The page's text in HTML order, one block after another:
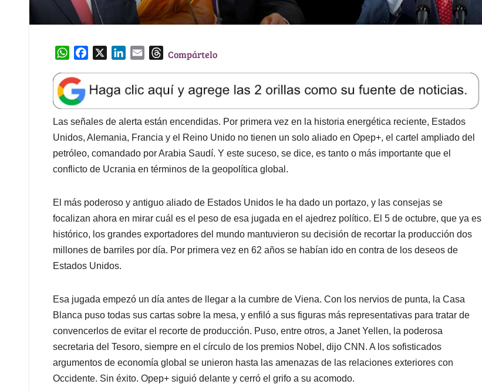
W
a
t
s
A
p
p
e
b
o
o
k
k
e
d
I
n
l
T
e
a
d
s
Compártelo
Las señales de alerta están encendidas. Por primera vez en la historia energética reciente, Estados
Unidos, Alemania, Francia y el Reino Unido no tienen un solo aliado en Opep+, el cartel ampliado del
petróleo, comandado por Arabia Saudí. Y este suceso, se dice, es tanto o más importante que el
conflicto de Ucrania en términos de la geopolítica global.
El más poderoso y antiguo aliado de Estados Unidos le ha dado un portazo, y las consejas se
focalizan ahora en mirar cuál es el peso de esa jugada en el ajedrez político. El 5 de octubre, que ya es
histórico, los grandes exportadores del mundo mantuvieron su decisión de recortar la producción dos
millones de barriles por día. Por primera vez en 62 años se habían ido en contra de los deseos de
Estados Unidos.
Esa jugada empezó un día antes de llegar a la cumbre de Viena. Con los nervios de punta, la Casa
Blanca puso todas sus cartas sobre la mesa, y enfiló a sus figuras más representativas para tratar de
convencerlos de evitar el recorte de producción. Puso, entre otros, a Janet Yellen, la poderosa
secretaria del Tesoro, siempre en el círculo de los premios Nobel, dijo CNN. A los sofisticados
argumentos de economía global se unieron hasta las amenazas de las relaciones exteriores con
Occidente. Sin éxito. Opep+ siguió delante y cerró el grifo a su acomodo.